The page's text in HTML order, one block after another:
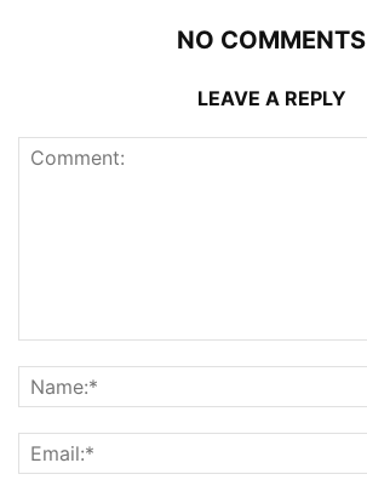
NO COMMENTS
LEAVE A REPLY